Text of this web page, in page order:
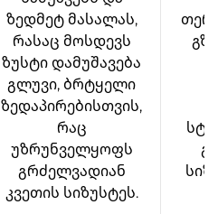
ზედმეტ მასალას,
რასაც მოსდევს
ზუსტი დამუშავება
გლუვი, ბრტყელი
ზედაპირებისთვის,
რაც
უზრუნველყოფს
გრძელვადიან
კვეთის სიზუსტეს.